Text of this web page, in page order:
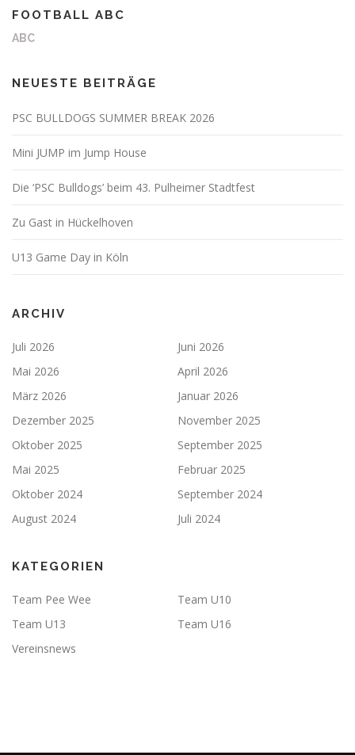
FOOTBALL ABC
ABC
NEUESTE BEITRÄGE
PSC BULLDOGS SUMMER BREAK 2026
Mini JUMP im Jump House
Die ‘PSC Bulldogs’ beim 43. Pulheimer Stadtfest
Zu Gast in Hückelhoven
U13 Game Day in Köln
ARCHIV
Juli 2026
Juni 2026
Mai 2026
April 2026
März 2026
Januar 2026
Dezember 2025
November 2025
Oktober 2025
September 2025
Mai 2025
Februar 2025
Oktober 2024
September 2024
August 2024
Juli 2024
KATEGORIEN
Team Pee Wee
Team U10
Team U13
Team U16
Vereinsnews